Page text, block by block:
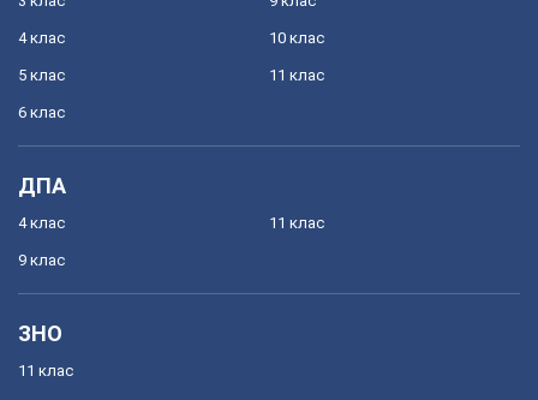
4 клас
5 клас
6 клас
10 клас
11 клас
ДПА
4 клас
9 клас
11 клас
ЗНО
11 клас